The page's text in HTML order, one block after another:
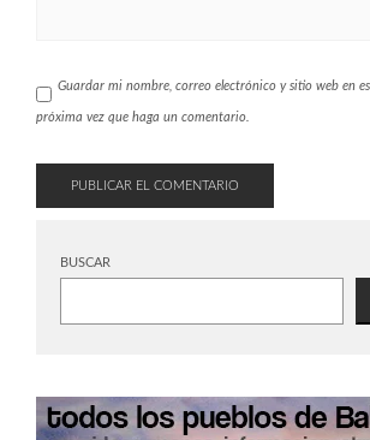
Guardar mi nombre, correo electrónico y sitio web en
próxima vez que haga un comentario.
BUSCAR